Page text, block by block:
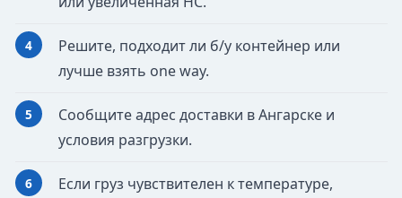
Решите, подходит ли б/у контейнер или
лучше взять one way.
Сообщите адрес доставки в Ангарске и
условия разгрузки.
Если груз чувствителен к температуре,